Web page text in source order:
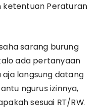
ketentuan Peraturan
sarang burung
ada pertanyaan
langsung datang
ngurus izinnya,
sesuai RT/RW.